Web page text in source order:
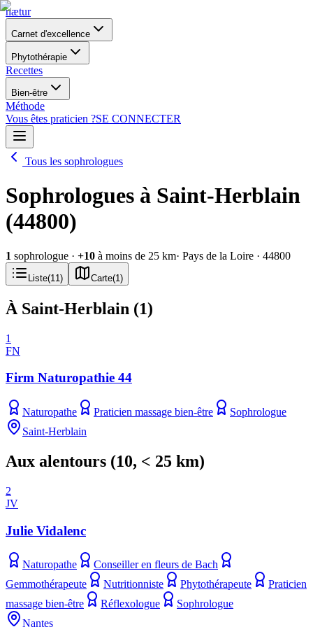
nætur
Carnet d'excellence
Phytothérapie
Recettes
Bien-être
Méthode
Vous êtes praticien ?SE CONNECTER
Tous les sophrologues
Sophrologues à Saint-Herblain
(44800)
1 sophrologue · +10 à moins de 25 km· Pays de la Loire · 44800
Liste(11 ) Carte(1 )
À Saint-Herblain (1)
1
FN
Firm Naturopathie 44
Naturopathe Praticien massage bien-être
Sophrologue
Saint-Herblain
Aux alentours (10, < 25 km)
2
JV
Julie Vidalenc
Naturopathe
Conseiller en fleurs de Bach
Gemmothérapeute
Nutritionniste Phytothérapeute
Praticien
massage bien-être
Réflexologue
Sophrologue
Nantes